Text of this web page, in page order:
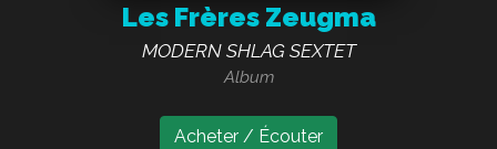
Les Frères Zeugma
MODERN SHLAG SEXTET
Album
Acheter / Écouter